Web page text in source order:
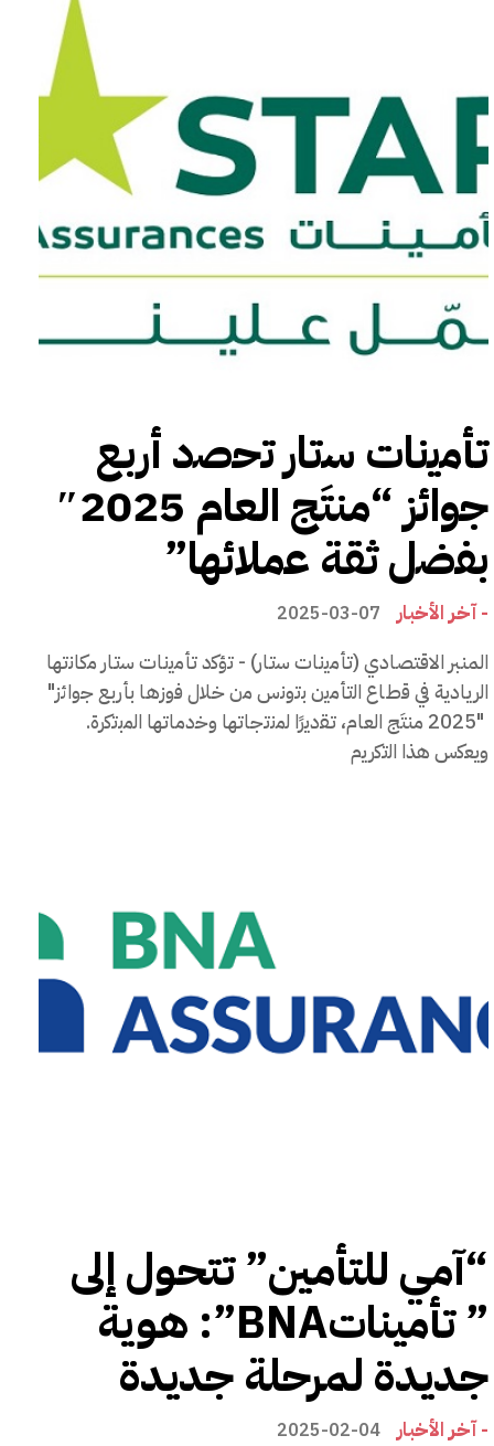
ﺗﺄﻣﯾﻧﺎت ﺳﺗﺎر ﺗﺣﺻد أرﺑﻊ
ﺟواﺋز “منتَج اﻟﻌﺎم 2025″
ﺑﻔﺿل ﺛﻘﺔ ﻋﻣﻼﺋﮭﺎ”
- آخر الأخبار 2025-03-07
المنبر الاقتصادي (ﺗﺄﻣﯾﻧﺎت ﺳﺗﺎر) - ﺗؤﻛد ﺗﺄﻣﯾﻧﺎت ﺳﺗﺎر ﻣﻛﺎﻧﺗﮭﺎ
اﻟرﯾﺎدﯾﺔ ﻓﻲ ﻗطﺎع اﻟﺗﺄﻣﯾن ﺑﺗوﻧس ﻣن ﺧﻼل ﻓوزھﺎ ﺑﺄرﺑﻊ ﺟواﺋز"
"2025 منتَج العام، ﺗﻘدﯾرًا ﻟﻣﻧﺗﺟﺎﺗﮭﺎ وﺧدﻣﺎﺗﮭﺎ اﻟﻣﺑﺗﻛرة.
وﯾﻌﻛس ھذا اﻟﺗﻛرﯾم
“آمي للتأمين” تتحول إلى
” تأميناتBNA”: هوية
جديدة لمرحلة جديدة
- آخر الأخبار 2025-02-04